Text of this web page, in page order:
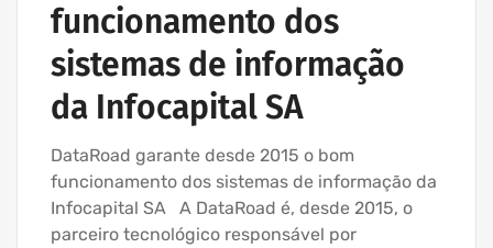
funcionamento dos
sistemas de informação
da Infocapital SA
DataRoad garante desde 2015 o bom
funcionamento dos sistemas de informação da
Infocapital SA A DataRoad é, desde 2015, o
parceiro tecnológico responsável por